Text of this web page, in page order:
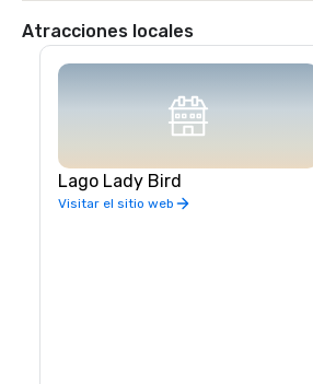
Atracciones locales
Lago Lady Bird
Visitar el sitio web